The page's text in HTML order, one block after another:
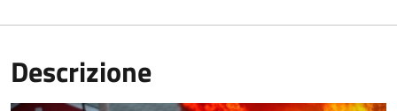
Descrizione